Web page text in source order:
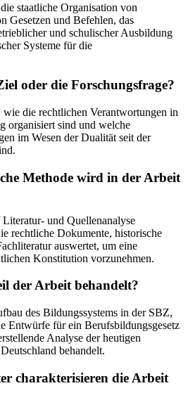
staatliche Organisation von
Gesetzen und Befehlen, das
und schulischer Ausbildung
Systeme für die
oder die Forschungsfrage?
die rechtlichen Verantwortungen in
organisiert sind und welche
im Wesen der Dualität seit der
Methode wird in der Arbeit
und Quellenanalyse
rechtliche Dokumente, historische
auswertet, um eine
Konstitution vorzunehmen.
der Arbeit behandelt?
des Bildungssystems in der SBZ,
Entwürfe für ein Berufsbildungsgesetz
Analyse der heutigen
behandelt.
charakterisieren die Arbeit